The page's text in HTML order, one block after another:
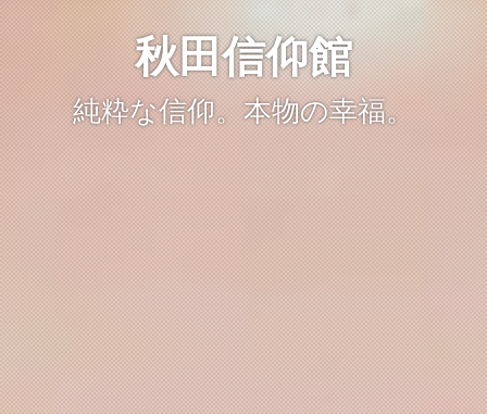
秋田信仰館
純粋な信仰。本物の幸福。